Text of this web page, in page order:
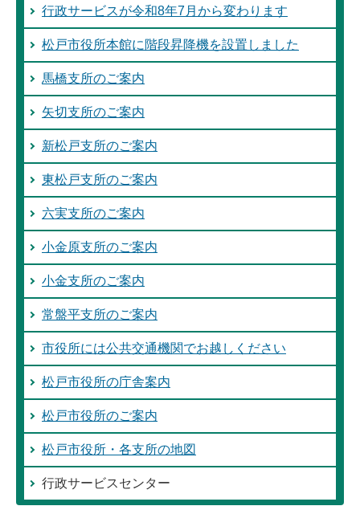
行政サービスが令和8年7月から変わります
松戸市役所本館に階段昇降機を設置しました
馬橋支所のご案内
矢切支所のご案内
新松戸支所のご案内
東松戸支所のご案内
六実支所のご案内
小金原支所のご案内
小金支所のご案内
常盤平支所のご案内
市役所には公共交通機関でお越しください
松戸市役所の庁舎案内
松戸市役所のご案内
松戸市役所・各支所の地図
行政サービスセンター